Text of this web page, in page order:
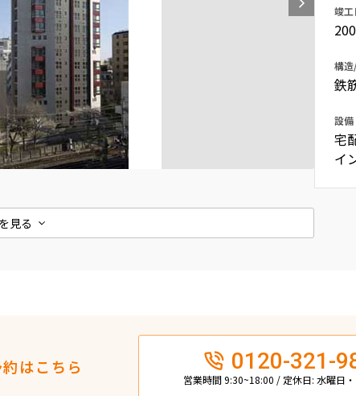
ニュースから探す
新着募集情報
【仲介会社様向け】当社仲介
事業部取り扱い物件入居申
込
見る
竣工
構
鉄
設備
宅
イ
はこちら 0120-321-
営業時間 9:30~18:00 / 定休日: 水曜日